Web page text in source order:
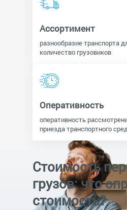
Ассортимент
разнообразие транспорта
количество грузовиков
Оперативность
оперативность
приезда транспортного
Стоимость
грузов: что
стоимость?